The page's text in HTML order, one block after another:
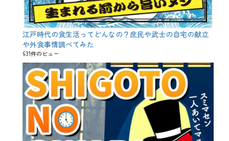
江戸時代の食生活ってどんなの？庶民や武士の自宅の献立
や外食事情調べてみた
631件のビュー